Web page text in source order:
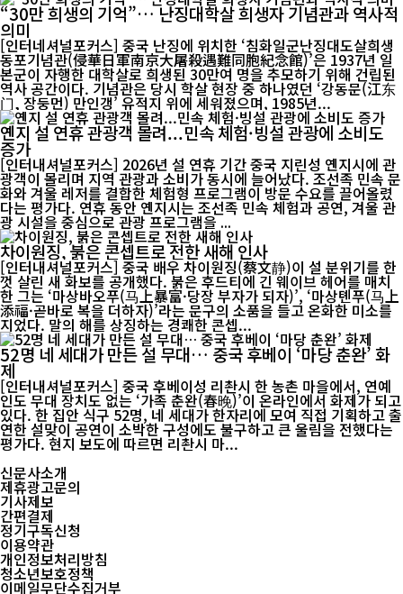
“30만 희생의 기억”… 난징대학살 희생자 기념관과 역사적
의미
[인터네셔널포커스] 중국 난징에 위치한 ‘침화일군난징대도살희생
동포기념관(侵華日軍南京大屠殺遇難同胞紀念館)’은 1937년 일
본군이 자행한 대학살로 희생된 30만여 명을 추모하기 위해 건립된
역사 공간이다. 기념관은 당시 학살 현장 중 하나였던 ‘강동문(江东
门, 장둥먼) 만인갱’ 유적지 위에 세워졌으며, 1985년...
옌지 설 연휴 관광객 몰려...민속 체험·빙설 관광에 소비도
증가
[인터내셔널포커스] 2026년 설 연휴 기간 중국 지린성 옌지시에 관
광객이 몰리며 지역 관광과 소비가 동시에 늘어났다. 조선족 민속 문
화와 겨울 레저를 결합한 체험형 프로그램이 방문 수요를 끌어올렸
다는 평가다. 연휴 동안 옌지시는 조선족 민속 체험과 공연, 겨울 관
광 시설을 중심으로 관광 프로그램을 ...
차이원징, 붉은 콘셉트로 전한 새해 인사
[인터내셔널포커스] 중국 배우 차이원징(蔡文静)이 설 분위기를 한
껏 살린 새 화보를 공개했다. 붉은 후드티에 긴 웨이브 헤어를 매치
한 그는 ‘마상바오푸(马上暴富·당장 부자가 되자)’, ‘마상톈푸(马上
添福·곧바로 복을 더하자)’라는 문구의 소품을 들고 온화한 미소를
지었다. 말의 해를 상징하는 경쾌한 콘셉...
52명 네 세대가 만든 설 무대… 중국 후베이 ‘마당 춘완’ 화
제
[인터내셔널포커스] 중국 후베이성 리촨시 한 농촌 마을에서, 연예
인도 무대 장치도 없는 ‘가족 춘완(春晚)’이 온라인에서 화제가 되고
있다. 한 집안 식구 52명, 네 세대가 한자리에 모여 직접 기획하고 출
연한 설맞이 공연이 소박한 구성에도 불구하고 큰 울림을 전했다는
평가다. 현지 보도에 따르면 리촨시 마...
신문사소개
제휴광고문의
기사제보
간편결제
정기구독신청
이용약관
개인정보처리방침
청소년보호정책
이메일무단수집거부